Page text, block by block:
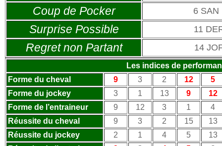
Coup de Pocker 6 SAN
Surprise Possible 11
Regret non Partant 14
Les indices de
Forme du cheval
9 3 2 12
5
Forme du jockey
3 1 13 9
12
Forme de l’entraineur
9 12 3 1
4
Réussite du cheval
9 3 2 15
13
Réussite du jockey
2 1 4 5
13